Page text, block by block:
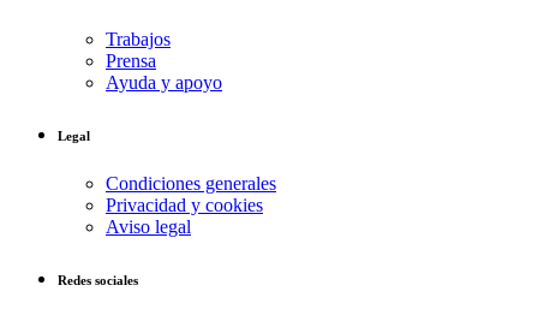
Trabajos
Prensa
Ayuda y apoyo
Legal
Condiciones generales
Privacidad y cookies
Aviso legal
Redes sociales